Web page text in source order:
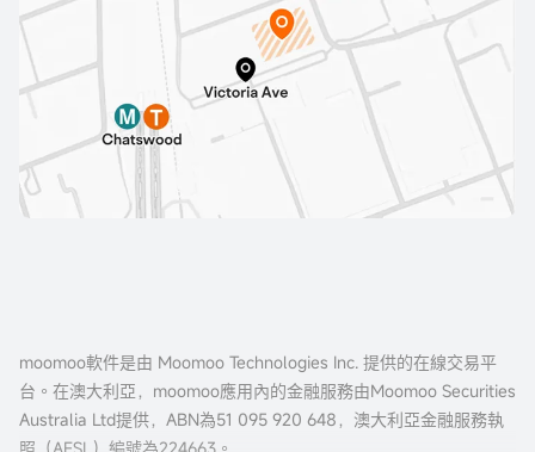
moomoo軟件是由 Moomoo Technologies Inc. 提供的在線交易平
台。在澳大利亞，moomoo應用內的金融服務由Moomoo Securities
Australia Ltd提供，ABN為51 095 920 648，澳大利亞金融服務執